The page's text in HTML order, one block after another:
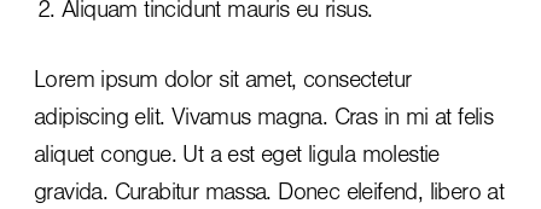
Aliquam tincidunt mauris eu risus.
Lorem ipsum dolor sit amet, consectetur
adipiscing elit. Vivamus magna. Cras in mi at felis
aliquet congue. Ut a est eget ligula molestie
gravida. Curabitur massa. Donec eleifend, libero at